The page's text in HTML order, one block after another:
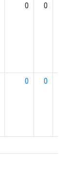
0 0
0 0